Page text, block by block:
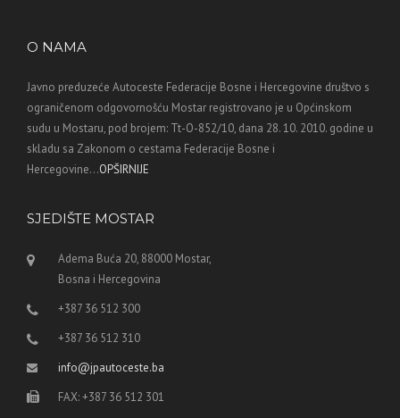
O NAMA
Javno preduzeće Autoceste Federacije Bosne i Hercegovine društvo s
ograničenom odgovornošću Mostar registrovano je u Općinskom
sudu u Mostaru, pod brojem: Tt-O-852/10, dana 28. 10. 2010. godine u
skladu sa Zakonom o cestama Federacije Bosne i
Hercegovine...OPŠIRNIJE
SJEDIŠTE MOSTAR
Adema Buća 20, 88000 Mostar,
Bosna i Hercegovina
+387 36 512 300
+387 36 512 310
info@jpautoceste.ba
FAX: +387 36 512 301